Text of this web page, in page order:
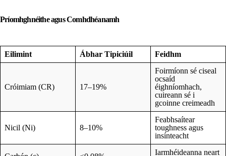
Príomhghnéithe agus Comhdhéanamh
Eilimint Ábhar Tipiciúil Feidhm
Cróimiam (CR) 17–19%
Foirmíonn sé ciseal
ocsaíd
éighníomhach,
cuireann sé i
gcoinne creimeadh
Nicil (Ni) 8–10%
Feabhsaítear
toughness agus
insínteacht
Iarmhéideanna neart